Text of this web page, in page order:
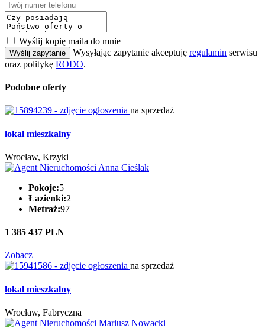
Wyślij kopię maila do mnie
Wyślij zapytanie Wysyłając zapytanie akceptuję regulamin serwisu
oraz politykę RODO.
Podobne oferty
na sprzedaż
lokal mieszkalny
Wrocław, Krzyki
Pokoje:5
Łazienki:2
Metraż:97
1 385 437 PLN
Zobacz
na sprzedaż
lokal mieszkalny
Wrocław, Fabryczna